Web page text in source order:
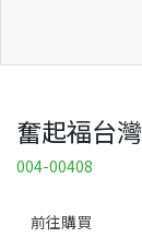
奮起福台
004-00408
前往購買